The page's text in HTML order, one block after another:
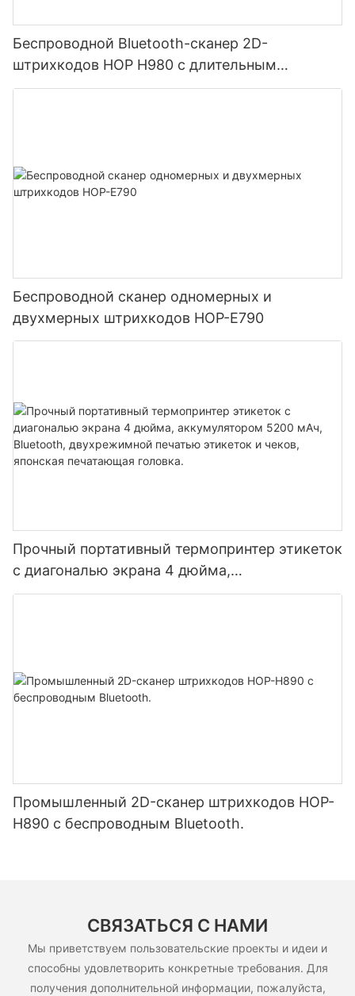
Беспроводной Bluetooth-сканер 2D-
штрихкодов HOP H980 с длительным
временем автономной работы и
Беспроводной сканер одномерных и
двухмерных штрихкодов HOP-E790
Прочный портативный термопринтер этикеток
с диагональю экрана 4 дюйма,
аккумулятором 5200 мАч, Bluetooth,
Промышленный 2D-сканер штрихкодов HOP-
H890 с беспроводным Bluetooth.
СВЯЗАТЬСЯ С НАМИ
Мы приветствуем пользовательские проекты и идеи и
способны удовлетворить конкретные требования. Для
получения дополнительной информации, пожалуйста,